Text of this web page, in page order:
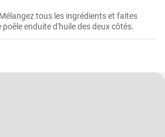
tous les ingrédients et faites
enduite d'huile des deux côtés.